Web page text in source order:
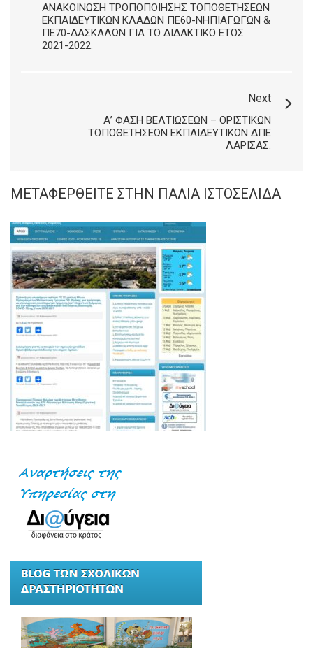
ΑΝΑΚΟΊΝΩΣΗ ΤΡΟΠΟΠΟΊΗΣΗΣ ΤΟΠΟΘΕΤΉΣΕΩΝ
ΕΚΠΑΙΔΕΥΤΙΚΏΝ ΚΛΆΔΩΝ ΠΕ60-ΝΗΠΙΑΓΩΓΏΝ &
ΠΕ70-ΔΑΣΚΆΛΩΝ ΓΙΑ ΤΟ ΔΙΔΑΚΤΙΚΌ ΈΤΟΣ
2021-2022.
Next
Α’ ΦΆΣΗ ΒΕΛΤΙΏΣΕΩΝ – ΟΡΙΣΤΙΚΏΝ
ΤΟΠΟΘΕΤΉΣΕΩΝ ΕΚΠΑΙΔΕΥΤΙΚΏΝ ΔΠΕ
ΛΆΡΙΣΑΣ.
ΜΕΤΑΦΕΡΘΕΊΤΕ ΣΤΗΝ ΠΑΛΙΆ ΙΣΤΟΣΕΛΊΔΑ